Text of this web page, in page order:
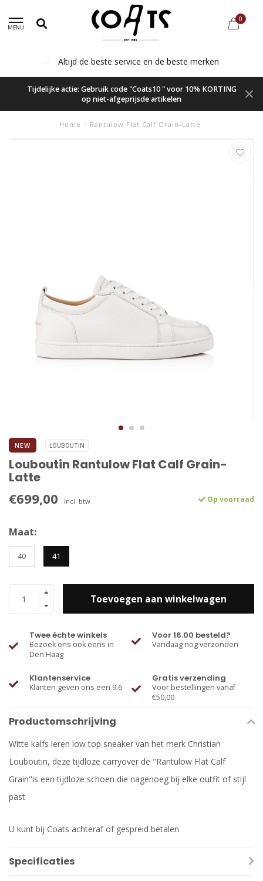
MENU
0
Altijd de beste service en de beste merken
Tijdelijke actie: Gebruik code "Coats10 " voor 10% KORTING
op niet-afgeprijsde artikelen
Home / Rantulow Flat Calf Grain-Latte
NEW LOUBOUTIN
Louboutin Rantulow Flat Calf Grain-
Latte
€699,00 Incl. btw Op voorraad
Maat:
40 41
Toevoegen aan winkelwagen
Twee échte winkels
Bezoek ons ook eens in
Den Haag
Voor 16.00 besteld?
Vandaag nog verzonden
Klantenservice
Klanten geven ons een 9.6
Gratis verzending
Voor bestellingen vanaf
€50,00
Productomschrijving
Witte kalfs leren low top sneaker van het merk Christian
Louboutin, deze tijdloze carryover de "Rantulow Flat Calf
Grain"is een tijdloze schoen die nagenoeg bij elke outfit of stijl
past
U kunt bij Coats achteraf of gespreid betalen
Specificaties